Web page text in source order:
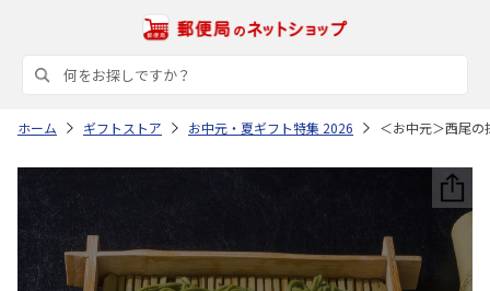
ホーム ギフトストア お中元・夏ギフト特集 2026 ＜お中元＞西尾